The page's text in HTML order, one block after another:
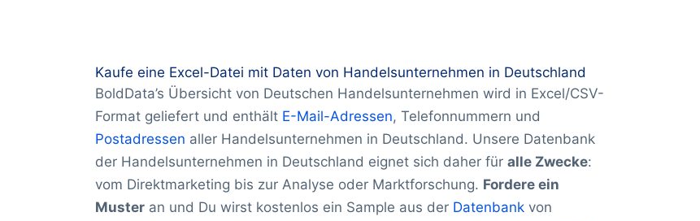
Kaufe eine Excel-Datei mit Daten von Handelsunternehmen in Deutschland
BoldData’s Übersicht von Deutschen Handelsunternehmen wird in Excel/CSV-
Format geliefert und enthält E-Mail-Adressen, Telefonnummern und
Postadressen aller Handelsunternehmen in Deutschland. Unsere Datenbank
der Handelsunternehmen in Deutschland eignet sich daher für alle Zwecke:
vom Direktmarketing bis zur Analyse oder Marktforschung. Fordere ein
Muster an und Du wirst kostenlos ein Sample aus der Datenbank von